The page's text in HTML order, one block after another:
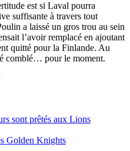
est si Laval pourra
suffisante à travers tout
a laissé un gros trou au sein
l’avoir remplacé en ajoutant
quitté pour la Finlande. Au
comblé… pour le moment.
sont prêtés aux Lions
Golden Knights